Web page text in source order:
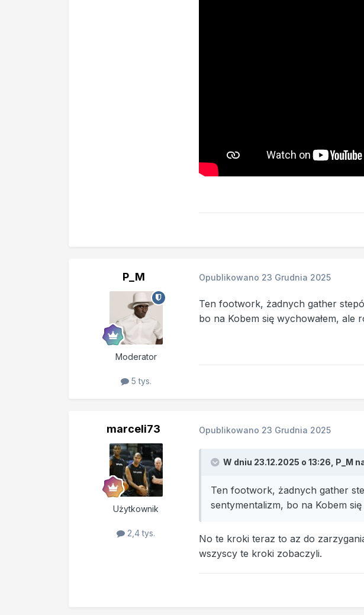
P_M
Moderator
5 tys.
Opublikowano 23 Grudnia 2025
Ten footwork, żadnych gather
bo na Kobem się wychowałem, ale
marceli73
Użytkownik
2,4 tys.
Opublikowano 23 Grudnia 2025
W dniu 23.12.2025 o 13:26, P_M
Ten footwork, żadnych gather
sentymentalizm, bo na Kobem
No te kroki teraz to az do
wszyscy te kroki zobaczyli.